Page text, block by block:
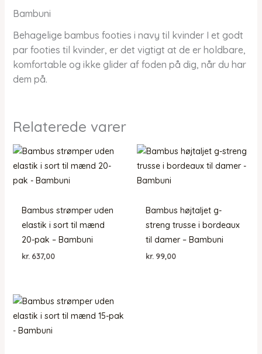
Bambuni
Behagelige bambus footies i navy til kvinder I et godt
par footies til kvinder, er det vigtigt at de er holdbare,
komfortable og ikke glider af foden på dig, når du har
dem på.
Relaterede varer
Bambus strømper uden
elastik i sort til mænd
20-pak – Bambuni
kr.637,00
Bambus højtaljet g-
streng trusse i bordeaux
til damer – Bambuni
kr. 99,00